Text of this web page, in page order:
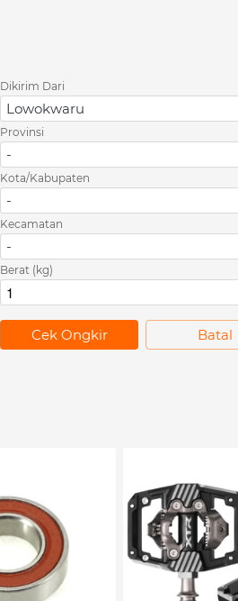
Dikirim Dari
Lowokwaru
Provinsi
-
Kota/Kabupaten
-
Kecamatan
-
Berat (kg)
`
Cek Ongkir `
Batal